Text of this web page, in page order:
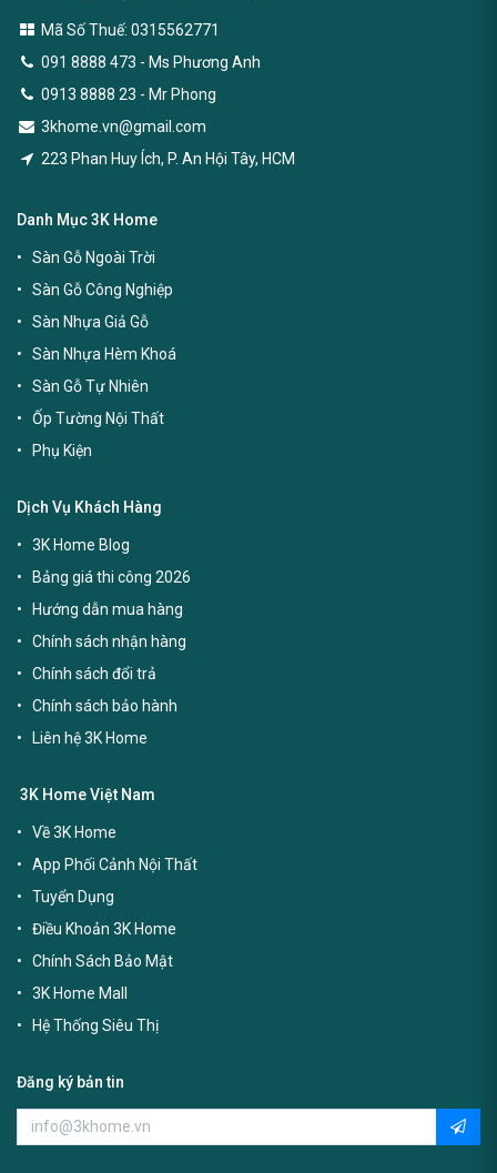
Mã Số Thuế: 0315562771
091 8888 473 - Ms Phương Anh
0913 8888 23 - Mr Phong
3khome.vn@gmail.com
223 Phan Huy Ích, P. An Hội Tây, HCM
Danh Mục 3K Home
Sàn Gỗ Ngoài Trời
Sàn Gỗ Công Nghiệp
Sàn Nhựa Giả Gỗ
Sàn Nhựa Hèm Khoá
Sàn Gỗ Tự Nhiên
Ốp Tường Nội Thất
Phụ Kiện
Dịch Vụ Khách Hàng
3K Home Blog
Bảng giá thi công 2026
Hướng dẫn mua hàng
Chính sách nhận hàng
Chính sách đổi trả
Chính sách bảo hành
Liên hệ 3K Home
3K Home Việt Nam
Về 3K Home
App Phối Cảnh Nội Thất
Tuyển Dụng
Điều Khoản 3K Home
Chính Sách Bảo Mật
3K Home Mall
Hệ Thống Siêu Thị
Đăng ký bản tin